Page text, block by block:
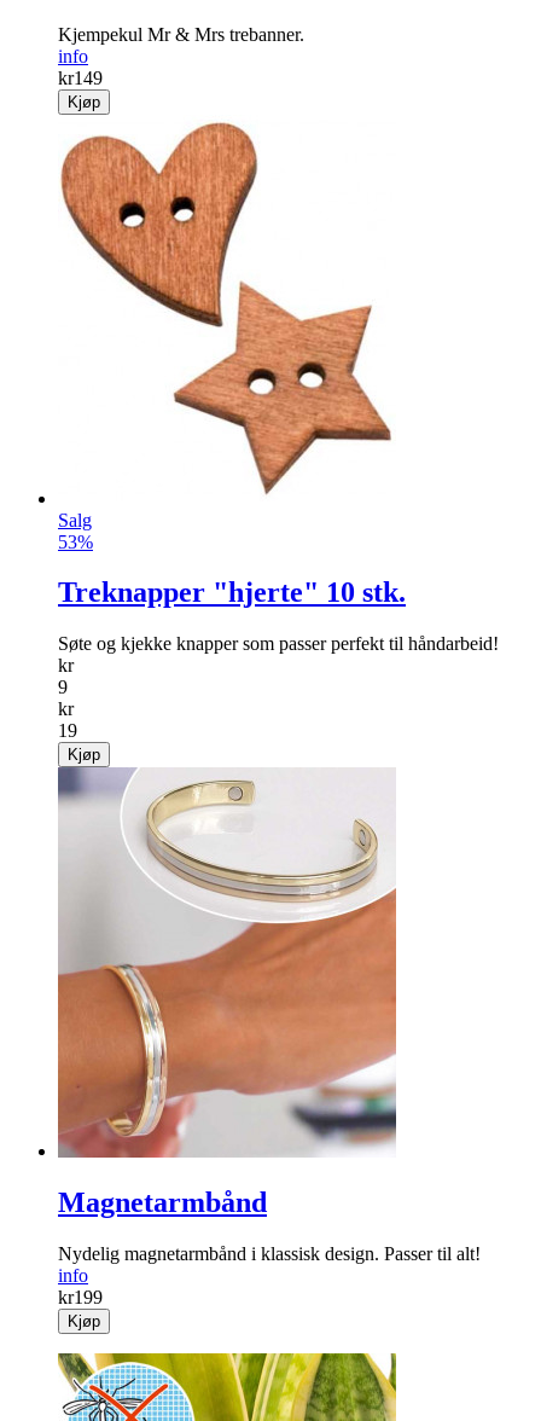
Kjempekul Mr & Mrs trebanner.
info
kr149
Kjøp
Salg
53%
Treknapper "hjerte" 10 stk.
Søte og kjekke knapper som passer perfekt til håndarbeid!
kr
9
kr
19
Kjøp
Magnetarmbånd
Nydelig magnet­armbånd i klassisk design. Passer til alt!
info
kr199
Kjøp